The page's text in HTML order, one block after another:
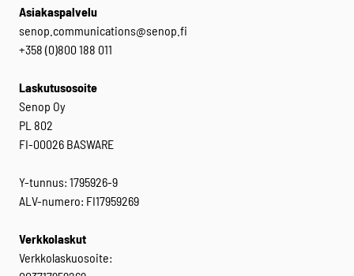
Asiakaspalvelu
senop.communications@senop.fi
+358 (0)800 188 011
Laskutusosoite
Senop Oy
PL 802
FI-00026 BASWARE
Y-tunnus: 1795926-9
ALV-numero: FI17959269
Verkkolaskut
Verkkolaskuosoite: